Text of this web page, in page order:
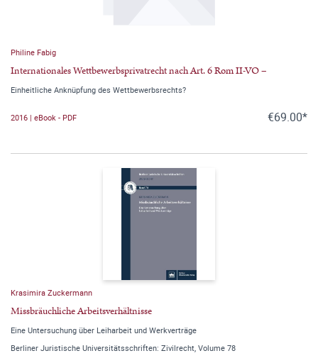
Philine Fabig
Internationales Wettbewerbsprivatrecht nach Art. 6 Rom II-VO –
Einheitliche Anknüpfung des Wettbewerbsrechts?
2016 | eBook - PDF €69.00*
Krasimira Zuckermann
Missbräuchliche Arbeitsverhältnisse
Eine Untersuchung über Leiharbeit und Werkverträge
Berliner Juristische Universitätsschriften: Zivilrecht, Volume 78